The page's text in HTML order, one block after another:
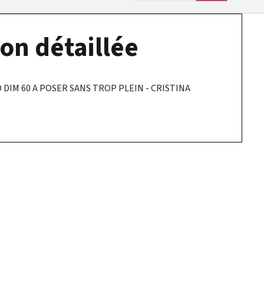
détaillée
DIM 60 A POSER SANS TROP PLEIN - CRISTINA